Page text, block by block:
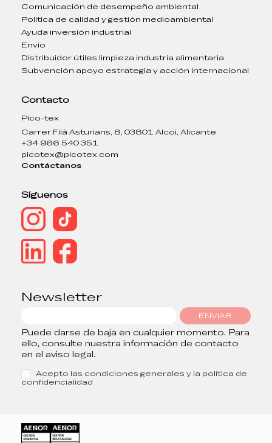
Comunicación de desempeño ambiental
Política de calidad y gestión medioambiental
Ayuda inversión industrial
Envío
Distribuidor útiles limpieza industria alimentaria
Subvención apoyo estrategia y acción internacional
Contacto
Pico-tex
Carrer Filà Asturians, 8, 03801 Alcoi, Alicante
+34 966 540 351
picotex@picotex.com
Contáctanos
Síguenos
Newsletter
ENVIAR
Puede darse de baja en cualquier momento. Para
ello, consulte nuestra información de contacto
en el aviso legal.
Acepto las condiciones generales y la política de
confidencialidad